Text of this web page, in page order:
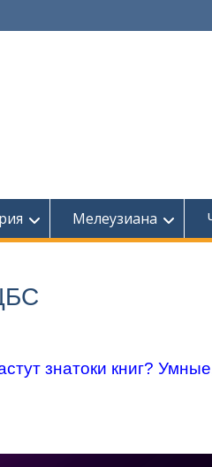
Мелеузиана
знатоки книг?